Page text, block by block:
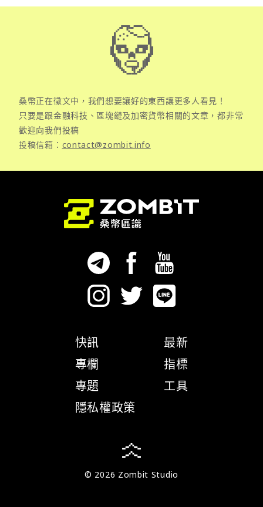
桑幣正在徵文中，我們想要讓好的東西讓更多人看見！
只要是跟金融科技、區塊鏈及加密貨幣相關的文章，都非常
歡迎向我們投稿
投稿信箱： contact@zombit.info
快訊
專欄
專題
隱私權政策
最新
指標
工具
© 2026 Zombit Studio